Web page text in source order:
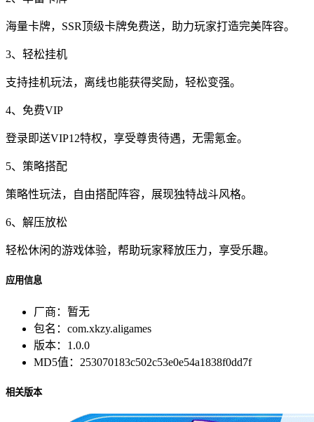
海量卡牌，SSR顶级卡牌免费送，助力玩家打造完美阵容。
3、轻松挂机
支持挂机玩法，离线也能获得奖励，轻松变强。
4、免费VIP
登录即送VIP12特权，享受尊贵待遇，无需氪金。
5、策略搭配
策略性玩法，自由搭配阵容，展现独特战斗风格。
6、解压放松
轻松休闲的游戏体验，帮助玩家释放压力，享受乐趣。
应用信息
厂商： 暂无
包名： com.xkzy.aligames
版本： 1.0.0
MD5值： 253070183c502c53e0e54a1838f0dd7f
相关版本